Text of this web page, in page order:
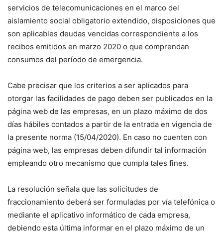
servicios de telecomunicaciones en el marco del
aislamiento social obligatorio extendido, disposiciones que
son aplicables deudas vencidas correspondiente a los
recibos emitidos en marzo 2020 o que comprendan
consumos del período de emergencia.
Cabe precisar que los criterios a ser aplicados para
otorgar las facilidades de pago deben ser publicados en la
página web de las empresas, en un plazo máximo de dos
días hábiles contados a partir de la entrada en vigencia de
la presente norma (15/04/2020). En caso no cuenten con
página web, las empresas deben difundir tal información
empleando otro mecanismo que cumpla tales fines.
La resolución señala que las solicitudes de
fraccionamiento deberá ser formuladas por vía telefónica o
mediante el aplicativo informático de cada empresa,
debiendo esta última informar en el plazo máximo de un